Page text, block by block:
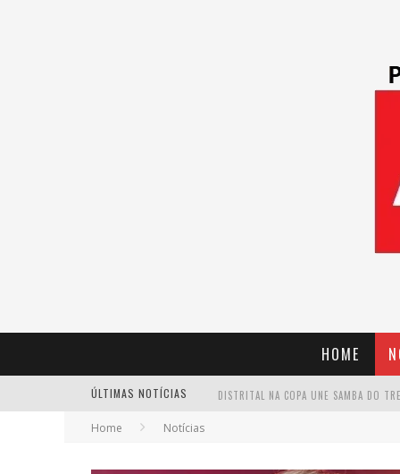
HOME
ÚLTIMAS NOTÍCIAS
Home Notícias